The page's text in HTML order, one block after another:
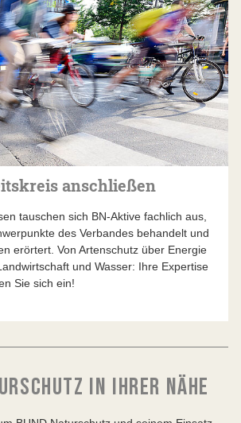
anschließen
tauschen sich BN-Aktive fachlich aus,
des Verbandes behandelt und
erörtert. Von Artenschutz über Energie
und Wasser: Ihre Expertise
Sie sich ein!
IN IHRER NÄHE